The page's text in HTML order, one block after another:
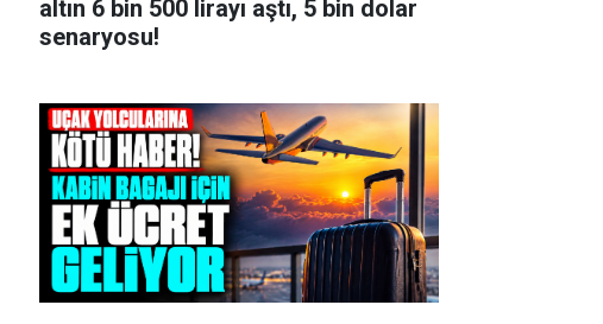
altın 6 bin 500 lirayı aştı, 5 bin dolar
senaryosu!